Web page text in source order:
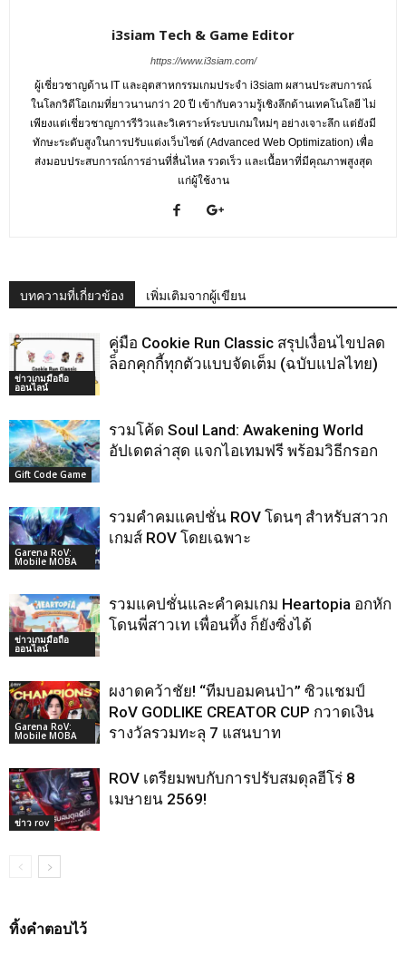
i3siam Tech & Game Editor
https://www.i3siam.com/
ผู้เชี่ยวชาญด้าน IT และอุตสาหกรรมเกมประจำ i3siam ผสานประสบการณ์
ในโลกวิดีโอเกมที่ยาวนานกว่า 20 ปี เข้ากับความรู้เชิงลึกด้านเทคโนโลยี ไม่
เพียงแต่เชี่ยวชาญการรีวิวและวิเคราะห์ระบบเกมใหม่ๆ อย่างเจาะลึก แต่ยังมี
ทักษะระดับสูงในการปรับแต่งเว็บไซต์ (Advanced Web Optimization) เพื่อ
ส่งมอบประสบการณ์การอ่านที่ลื่นไหล รวดเร็ว และเนื้อหาที่มีคุณภาพสูงสุด
แก่ผู้ใช้งาน
บทความที่เกี่ยวข้อง เพิ่มเติมจากผู้เขียน
ข่าวเกมมือถือ
ออนไลน์
คู่มือ Cookie Run Classic สรุปเงื่อนไขปลด
ล็อกคุกกี้ทุกตัวแบบจัดเต็ม (ฉบับแปลไทย)
Gift Code Game
รวมโค้ด Soul Land: Awakening World
อัปเดตล่าสุด แจกไอเทมฟรี พร้อมวิธีกรอก
Garena RoV:
Mobile MOBA
รวมคำคมแคปชั่น ROV โดนๆ สำหรับสาวก
เกมส์ ROV โดยเฉพาะ
ข่าวเกมมือถือ
ออนไลน์
รวมแคปชั่นและคำคมเกม Heartopia อกหัก
โดนพี่สาวเท เพื่อนทิ้ง ก็ยังซิ่งได้
Garena RoV:
Mobile MOBA
ผงาดคว้าชัย! “ทีมบอมคนป่า” ซิวแชมป์
RoV GODLIKE CREATOR CUP กวาดเงิน
รางวัลรวมทะลุ 7 แสนบาท
ข่าว rov
ROV เตรียมพบกับการปรับสมดุลฮีโร่ 8
เมษายน 2569!
ทิ้งคำตอบไว้